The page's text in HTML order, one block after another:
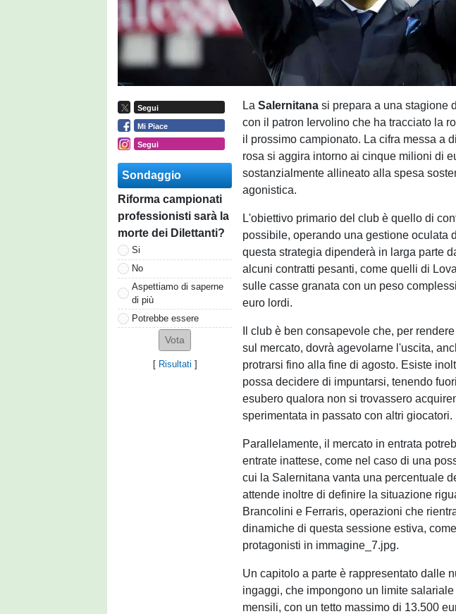
Segui
Mi Piace
Segui
Sondaggio
Riforma campionati
professionisti sarà la
morte dei Dilettanti?
Si
No
Aspettiamo di saperne
di più
Potrebbe essere
[ Risultati ]
LaSalernitanasi prepara a una stagione
con il patron Iervolino che ha tracciato la
il prossimo campionato. La cifra messa a
rosa si aggira intorno ai cinque milioni di
sostanzialmente allineato alla spesa
agonistica.
L'obiettivo primario del club è quello di
possibile, operando una gestione oculata
questa strategia dipenderà in larga parte
alcuni contratti pesanti, come quelli di
sulle casse granata con un peso
euro lordi.
Il club è ben consapevole che, per
sul mercato, dovrà agevolarne l'uscita,
protrarsi fino alla fine di agosto. Esiste
possa decidere di impuntarsi, tenendo
esubero qualora non si trovassero
sperimentata in passato con altri giocatori.
Parallelamente, il mercato in entrata
entrate inattese, come nel caso di una
cui la Salernitana vanta una percentuale
attende inoltre di definire la situazione
Brancolini e Ferraris, operazioni che
dinamiche di questa sessione estiva,
protagonisti in immagine_7.jpg.
Un capitolo a parte è rappresentato dalle
ingaggi, che impongono un limite
mensili, con un tetto massimo di 13.500